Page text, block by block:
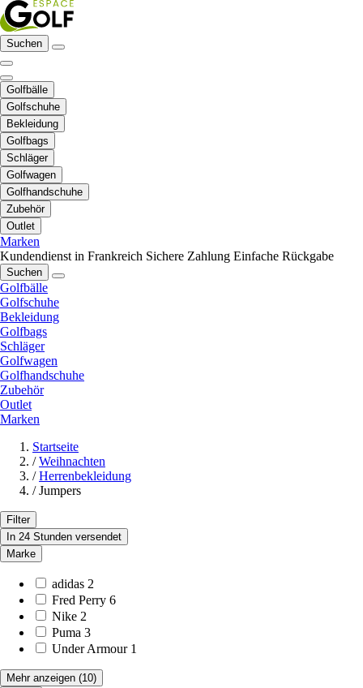
Suchen
Golfbälle
Golfschuhe
Bekleidung
Golfbags
Schläger
Golfwagen
Golfhandschuhe
Zubehör
Outlet
Marken
Kundendienst in Frankreich Sichere Zahlung Einfache Rückgabe
Suchen
Golfbälle
Golfschuhe
Bekleidung
Golfbags
Schläger
Golfwagen
Golfhandschuhe
Zubehör
Outlet
Marken
Startseite
/ Weihnachten
/ Herrenbekleidung
/ Jumpers
Filter
In 24 Stunden versendet
Marke
adidas 2
Fred Perry 6
Nike 2
Puma 3
Under Armour 1
Mehr anzeigen (10)